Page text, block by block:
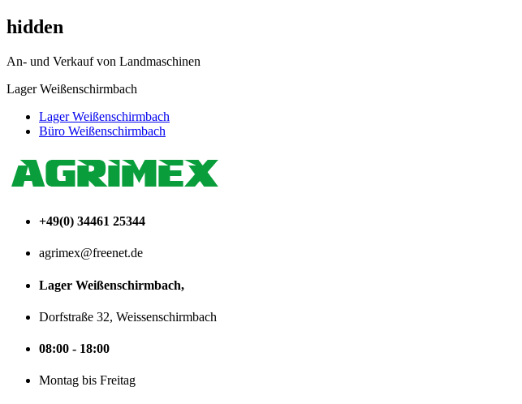
hidden
An- und Verkauf von Landmaschinen
Lager Weißenschirmbach
Lager Weißenschirmbach
Büro Weißenschirmbach
+49(0) 34461 25344
agrimex@freenet.de
Lager Weißenschirmbach,
Dorfstraße 32, Weissenschirmbach
08:00 - 18:00
Montag bis Freitag